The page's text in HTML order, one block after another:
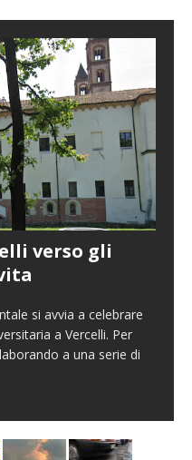
verso gli
si avvia a celebrare
a Vercelli. Per
a una serie di